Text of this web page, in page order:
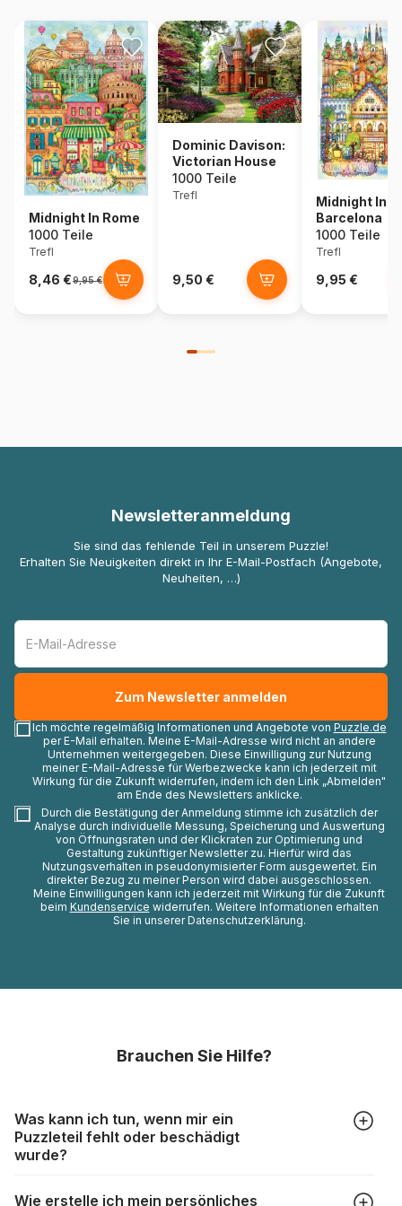
Midnight In Rome
1000 Teile
Trefl
8,46 €9,95 €
Dominic Davison:
Victorian House
1000 Teile
Trefl
9,50 €
Midnight In
Barcelona
1000 Teile
Trefl
9,95 €
Newsletteranmeldung
Sie sind das fehlende Teil in unserem Puzzle!
Erhalten Sie Neuigkeiten direkt in Ihr E-Mail-Postfach (Angebote,
Neuheiten, …)
Ich möchte regelmäßig Informationen und Angebote von Puzzle.de
per E-Mail erhalten. Meine E-Mail-Adresse wird nicht an andere
Unternehmen weitergegeben. Diese Einwilligung zur Nutzung
meiner E-Mail-Adresse für Werbezwecke kann ich jederzeit mit
Wirkung für die Zukunft widerrufen, indem ich den Link „Abmelden"
am Ende des Newsletters anklicke.
Durch die Bestätigung der Anmeldung stimme ich zusätzlich der
Analyse durch individuelle Messung, Speicherung und Auswertung
von Öffnungsraten und der Klickraten zur Optimierung und
Gestaltung zukünftiger Newsletter zu. Hierfür wird das
Nutzungsverhalten in pseudonymisierter Form ausgewertet. Ein
direkter Bezug zu meiner Person wird dabei ausgeschlossen.
Meine Einwilligungen kann ich jederzeit mit Wirkung für die Zukunft
beim Kundenservice widerrufen. Weitere Informationen erhalten
Sie in unserer Datenschutzerklärung.
Brauchen Sie Hilfe?
Was kann ich tun, wenn mir ein
Puzzleteil fehlt oder beschädigt
wurde?
Wie erstelle ich mein persönliches